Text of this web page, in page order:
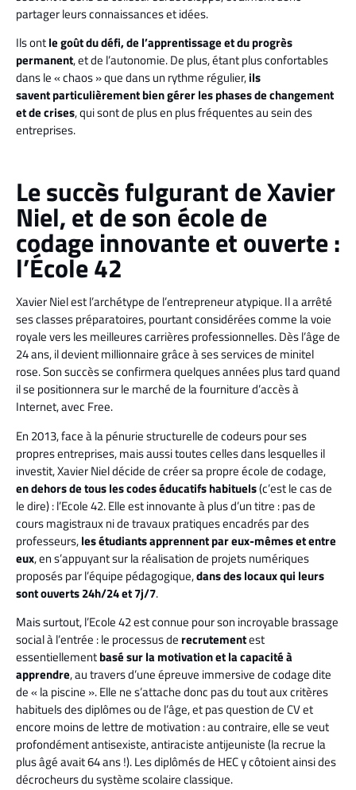
partager leurs connaissances et idées.
Ils ontle goût du défi, de l’apprentissage et du progrès
permanent, et de l’autonomie. De plus, étant plus confortables
dans le « chaos » que dans un rythme régulier,ils
saventparticulièrement bien gérer les phases de changement
et de crises, qui sont de plus en plus fréquentes au sein des
entreprises.
Le succès fulgurant de Xavier
Niel, et de son école de
codage innovante et ouverte :
l’École 42
Xavier Niel est l’archétype de l’entrepreneur atypique. Il a arrêté
ses classes préparatoires, pourtant considérées comme la voie
royale vers les meilleures carrières professionnelles. Dès l’âge de
24 ans, il devient millionnaire grâce à ses services de minitel
rose. Son succès se confirmera quelques années plus tard quand
il se positionnera sur le marché de la fourniture d’accès à
Internet, avec Free.
En 2013, face à la pénurie structurelle de codeurs pour ses
propres entreprises, mais aussi toutes celles dans lesquelles il
investit, Xavier Niel décide de créer sa propre école de codage,
en dehors de tous les codes éducatifs habituels(c’est le cas de
le dire) : l’Ecole 42. Elle est innovante à plus d’un titre : pas de
cours magistraux ni de travaux pratiques encadrés par des
professeurs,les étudiants apprennent par eux-mêmes et entre
eux, en s’appuyant sur la réalisation de projets numériques
proposés par l’équipe pédagogique,dans des locaux qui leurs
sont ouverts 24h/24 et 7j/7.
Mais surtout, l’Ecole 42 est connue pour son incroyable brassage
social à l’entrée : le processus de recrutementest
essentiellementbasé sur la motivation et la capacité à
apprendre, au travers d’une épreuve immersive de codage dite
de « la piscine ». Elle ne s’attache donc pas du tout aux critères
habituels des diplômes ou de l’âge, et pas question de CV et
encore moins de lettre de motivation : au contraire, elle se veut
profondément antisexiste, antiraciste antijeuniste (la recrue la
plus âgé avait 64 ans !). Les diplômés de HEC y côtoient ainsi des
décrocheurs du système scolaire classique.